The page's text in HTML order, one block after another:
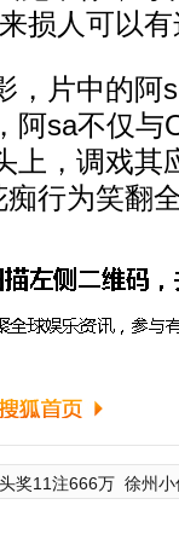
损人可以
片中的阿
阿sa不仅与
，调戏其
痴行为笑翻
奖11注666万 徐州